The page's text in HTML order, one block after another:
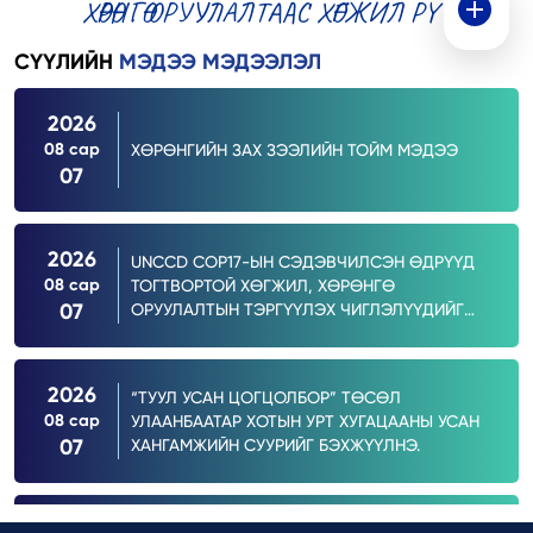
ХӨРӨНГӨ ОРУУЛАЛТААС ХӨГЖИЛ РҮҮ
СҮҮЛИЙН МЭДЭЭ МЭДЭЭЛЭЛ
2026
08 сар
07
ХӨРӨНГИЙН ЗАХ ЗЭЭЛИЙН ТОЙМ МЭДЭЭ
2026
08 сар
07
UNCCD COP17-ЫН СЭДЭВЧИЛСЭН ӨДРҮҮД
ТОГТВОРТОЙ ХӨГЖИЛ, ХӨРӨНГӨ
ОРУУЛАЛТЫН ТЭРГҮҮЛЭХ ЧИГЛЭЛҮҮДИЙГ
2026
08 сар
07
“ТУУЛ УСАН ЦОГЦОЛБОР” ТӨСӨЛ
УЛААНБААТАР ХОТЫН УРТ ХУГАЦААНЫ УСАН
ХАНГАМЖИЙН СУУРИЙГ БЭХЖҮҮЛНЭ.